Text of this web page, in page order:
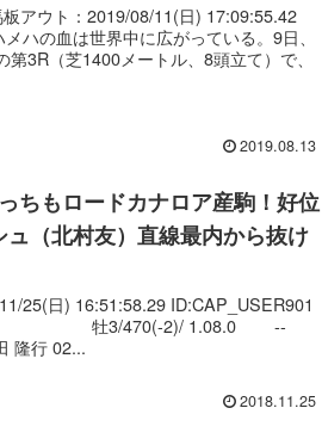
アウト：2019/08/11(日) 17:09:55.42
ハの血は世界中に広がっている。9日、
3R（芝1400メートル、8頭立て）で、
2019.08.13
ちもロードカナロア産駒！好位
（北村友）直線最内から抜け
25(日) 16:51:58.29 ID:CAP_USER901
ュ 牡3/470(-2)/ 1.08.0 --
行 02...
2018.11.25